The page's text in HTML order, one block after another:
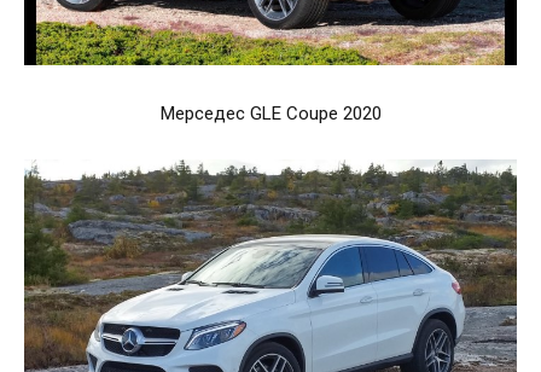
Мерседес GLE Coupe 2020